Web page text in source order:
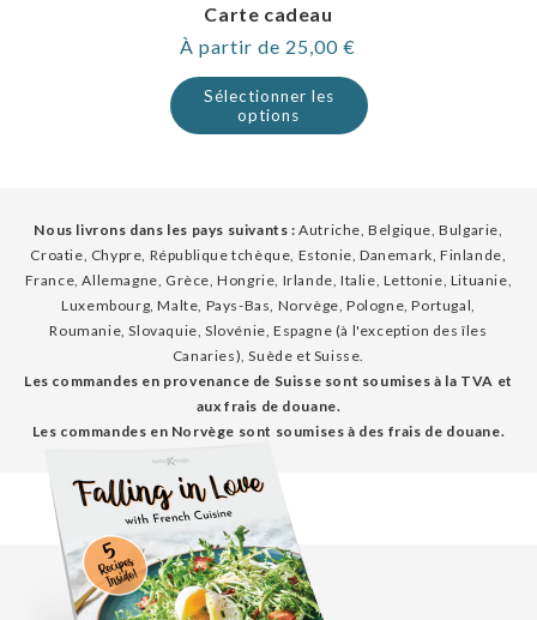
Carte cadeau
Prix
normal
À partir de 25,00 €
Sélectionner les
options
Nous livrons dans les pays suivants : Autriche, Belgique, Bulgarie,
Croatie, Chypre, République tchèque, Estonie, Danemark, Finlande,
France, Allemagne, Grèce, Hongrie, Irlande, Italie, Lettonie, Lituanie,
Luxembourg, Malte, Pays-Bas, Norvège, Pologne, Portugal,
Roumanie, Slovaquie, Slovénie, Espagne (à l'exception des îles
Canaries), Suède et Suisse.
Les commandes en provenance de Suisse sont soumises à la TVA et
aux frais de douane.
Les commandes en Norvège sont soumises à des frais de douane.